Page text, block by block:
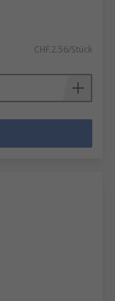
CHF.2.56/Stück